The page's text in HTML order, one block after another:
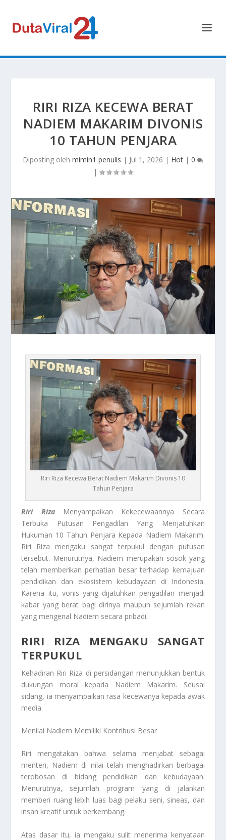
RIRI RIZA KECEWA BERAT
NADIEM MAKARIM DIVONIS
10 TAHUN PENJARA
Diposting oleh mimin1 penulis | Jul 1, 2026 | Hot | 0
|
Riri Riza Kecewa Berat Nadiem Makarim Divonis 10
Tahun Penjara
Riri RizaMenyampaikan Kekecewaannya Secara
Terbuka Putusan Pengadilan Yang Menjatuhkan
Hukuman 10 Tahun Penjara Kepada Nadiem Makarim.
Riri Riza mengaku sangat terpukul dengan putusan
tersebut. Menurutnya, Nadiem merupakan sosok yang
telah memberikan perhatian besar terhadap kemajuan
pendidikan dan ekosistem kebudayaan di Indonesia.
Karena itu, vonis yang dijatuhkan pengadilan menjadi
kabar yang berat bagi dirinya maupun sejumlah rekan
yang mengenal Nadiem secara pribadi.
RIRI RIZA MENGAKU SANGAT
TERPUKUL
Kehadiran Riri Riza di persidangan menunjukkan bentuk
dukungan moral kepada Nadiem Makarim. Seusai
sidang, ia menyampaikan rasa kecewanya kepada awak
media.
Menilai Nadiem Memiliki Kontribusi Besar
Riri mengatakan bahwa selama menjabat sebagai
menteri, Nadiem di nilai telah menghadirkan berbagai
terobosan di bidang pendidikan dan kebudayaan.
Menurutnya, sejumlah program yang di jalankan
memberi ruang lebih luas bagi pelaku seni, sineas, dan
insan kreatif untuk berkembang.
Atas dasar itu, ia mengaku sulit menerima kenyataan